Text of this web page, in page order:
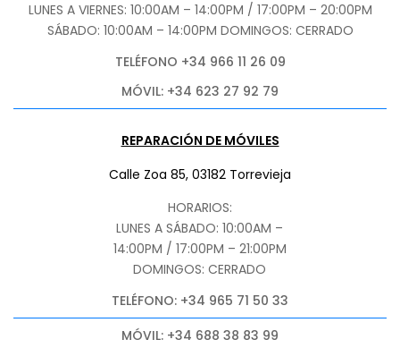
LUNES A VIERNES: 10:00AM – 14:00PM / 17:00PM – 20:00PM
SÁBADO: 10:00AM – 14:00PM DOMINGOS: CERRADO
TELÉFONO +34 966 11 26 09
MÓVIL: +34 623 27 92 79
REPARACIÓN DE MÓVILES
Calle Zoa 85, 03182 Torrevieja
HORARIOS:
LUNES A SÁBADO: 10:00AM –
14:00PM / 17:00PM – 21:00PM
DOMINGOS: CERRADO
TELÉFONO: +34 965 71 50 33
MÓVIL: +34 688 38 83 99